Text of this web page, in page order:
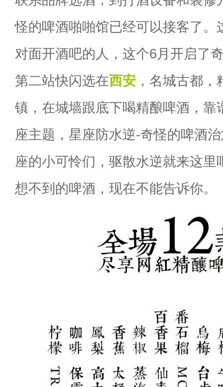
怪的啤酒啪啪馆已经可以接客了。
对面开酒吧的人，这个6月开启了
第二站快闪选在西安 ，名城古都
镇，在城墙跟底下喝精酿啤酒，靠
座主题，星座防水逆-奇怪的啤酒
座的小可怜们，驱散水逆就来这里
想不到的啤酒，现在不能告诉你。